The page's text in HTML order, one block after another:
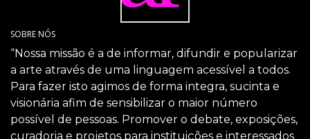
SOBRE NÓS
“Nossa missão é a de informar, difundir e popularizar
a arte através de uma linguagem acessível a todos.
Para fazer isto agimos de forma integra, sucinta e
visionária afim de sensibilizar o maior número
possível de pessoas. Promover o debate, exposições,
curadoria e projetos para instituições e interessados